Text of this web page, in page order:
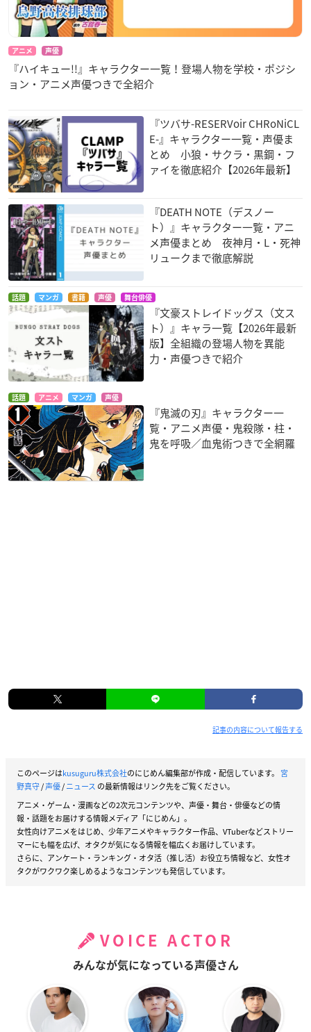
アニメ 声優
『ハイキュー!!』キャラクター一覧！登場人物を学校・ポジシ
ョン・アニメ声優つきで全紹介
『ツバサ-RESERVoir CHRoNiCL
E-』キャラクター一覧・声優ま
とめ 小狼・サクラ・黒鋼・フ
ァイを徹底紹介【2026年最新】
『DEATH NOTE（デスノー
ト）』キャラクター一覧・アニ
メ声優まとめ 夜神月・L・死神
リュークまで徹底解説
話題 マンガ 書籍 声優 舞台俳優
『文豪ストレイドッグス（文ス
ト）』キャラ一覧【2026年最新
版】全組織の登場人物を異能
力・声優つきで紹介
話題 アニメ マンガ 声優
『鬼滅の刃』キャラクター一
覧・アニメ声優・鬼殺隊・柱・
鬼を呼吸／血鬼術つきで全網羅
記事の内容について報告する
このページはkusuguru株式会社のにじめん編集部が作成・配信しています。 宮
野真守/声優/ニュース の最新情報はリンク先をご覧ください。
アニメ・ゲーム・漫画などの2次元コンテンツや、声優・舞台・俳優などの情
報・話題をお届けする情報メディア「にじめん」。
女性向けアニメをはじめ、少年アニメやキャラクター作品、VTuberなどストリー
マーにも幅を広げ、オタクが気になる情報を幅広くお届けしています。
さらに、アンケート・ランキング・オタ活（推し活）お役立ち情報など、女性オ
タクがワクワク楽しめるようなコンテンツも発信しています。
VOICE ACTOR
みんなが気になっている声優さん